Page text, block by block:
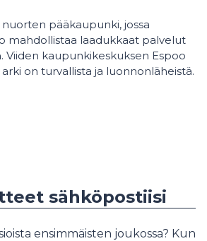
pääkaupunki, jossa
mahdollistaa laadukkaat palvelut
Viiden kaupunkikeskuksen Espoo
on turvallista ja luonnonläheistä.
sähköpostiisi
ensimmäisten joukossa? Kun